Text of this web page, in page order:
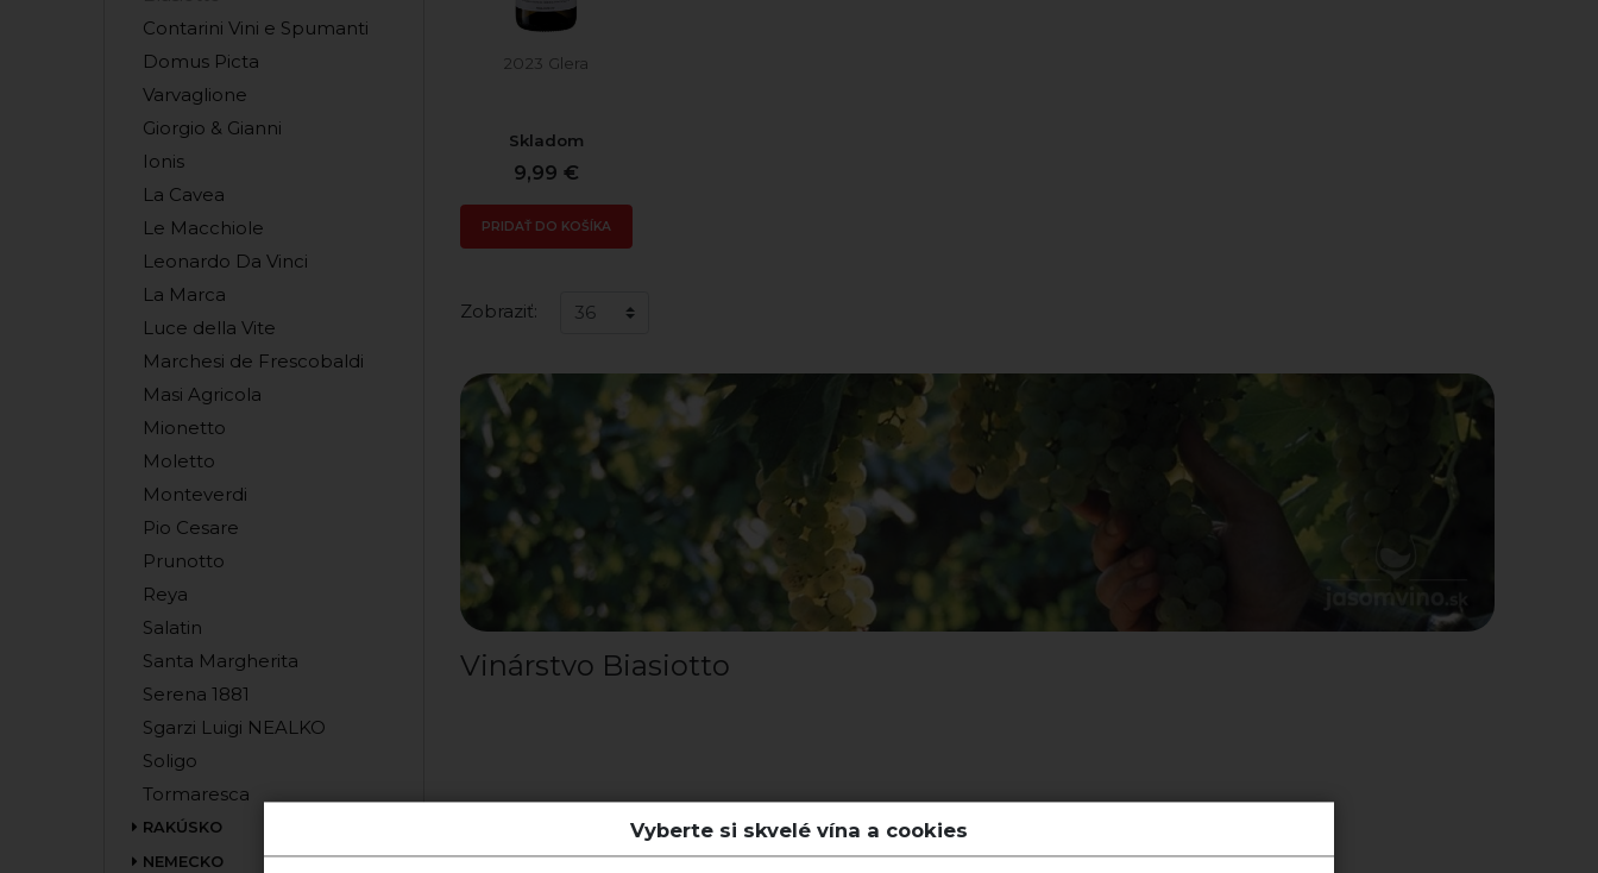
Contarini Vini e Spumanti
Domus Picta
Varvaglione
Giorgio & Gianni
Ionis
La Cavea
Le Macchiole
Leonardo Da Vinci
La Marca
Luce della Vite
Marchesi de Frescobaldi
Masi Agricola
Mionetto
Moletto
Monteverdi
Pio Cesare
Prunotto
Reya
Salatin
Santa Margherita
Serena 1881
Sgarzi Luigi NEALKO
Soligo
Tormaresca
RAKÚSKO
NEMECKO
2023 Glera
Skladom
9,99 €
PRIDAŤ DO KOŠÍKA
Zobraziť:
Vinárstvo Biasiotto
Vyberte si skvelé vína a cookies